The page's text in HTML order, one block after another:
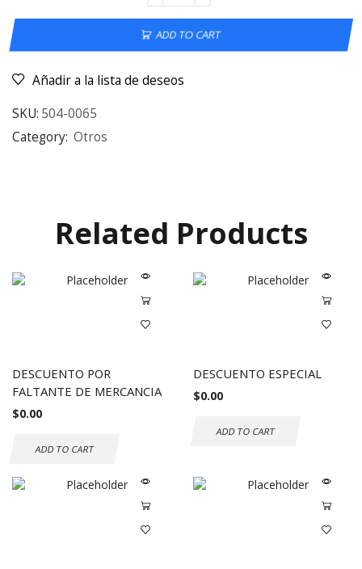
ADD TO CART
Añadir a la lista de deseos
SKU: 504-0065
Category: Otros
Related Products
DESCUENTO POR
FALTANTE DE MERCANCIA
$0.00
ADD TO CART
DESCUENTO ESPECIAL
$0.00
ADD TO CART